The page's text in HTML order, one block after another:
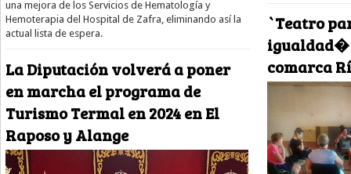
una mejora de los Servicios de Hematología y
Hemoterapia del Hospital de Zafra, eliminando así la
actual lista de espera.
La Diputación volverá a poner
en marcha el programa de
Turismo Termal en 2024 en El
Raposo y Alange
`Teatro
igualdad�
comarca